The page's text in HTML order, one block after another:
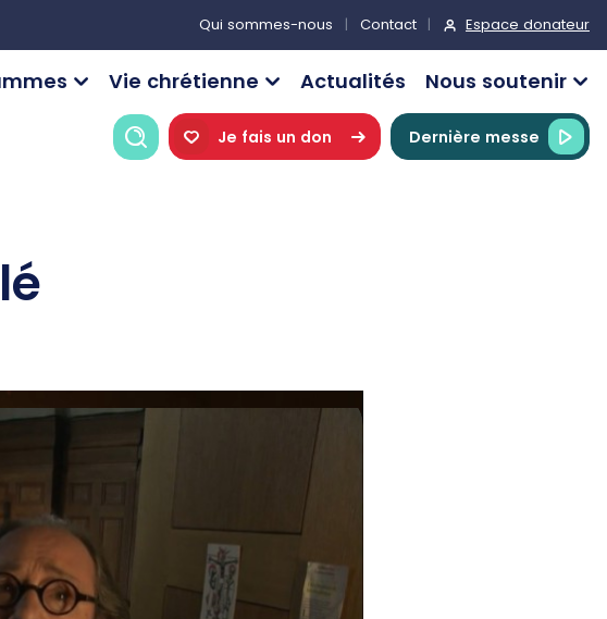
Qui sommes-nous Contact Espace donateur
Vie chrétienne Actualités Nous soutenir
RechercheJe fais un don Dernière messe